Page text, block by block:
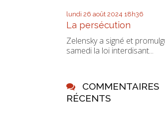
lundi 26 août 2024 18h36
La persécution
Zelensky a signé et
samedi la loi interdisant...
COMMENTAIRES
RÉCENTS